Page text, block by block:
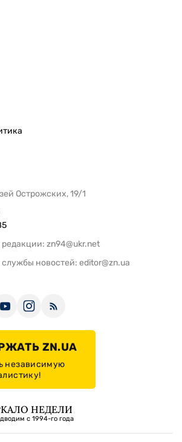
Острожских, 19/1
редакции: zn94@ukr.net
службы новостей: editor@zn.ua
ZN.UA
независимую
НЕДЕЛИ
с 1994-го года